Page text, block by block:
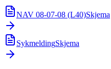
NAV 08-07-08 (L40)Skjema
SykmeldingSkjema